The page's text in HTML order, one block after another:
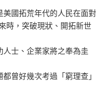
國拓荒年代的人民在面對
時，突破現狀、開拓新世
士、企業家將之奉為圭
好幾次考過「窮理查」